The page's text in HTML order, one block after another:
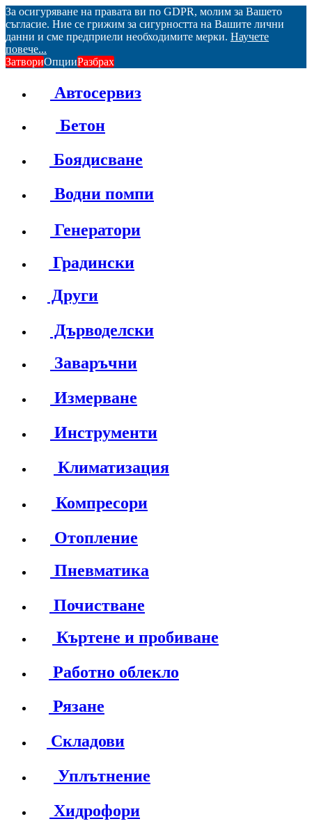
За осигуряване на правата ви по GDPR, молим за Вашето
съгласие. Ние се грижим за сигурността на Вашите лични
данни и сме предприели необходимите мерки. Научете
повече...
ЗатвориОпцииРазбрах
Автосервиз
Бетон
Боядисване
Водни помпи
Генератори
Градински
Други
Дърводелски
Заваръчни
Измерване
Инструменти
Климатизация
Компресори
Отопление
Пневматика
Почистване
Къртене и пробиване
Работно облекло
Рязане
Складови
Уплътнение
Хидрофори